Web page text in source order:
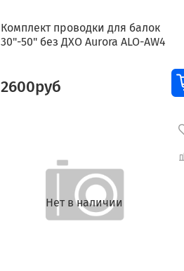
Комплект проводки для балок
30"-50" без ДХО Aurora ALO-AW4
2600руб
Нет в наличии